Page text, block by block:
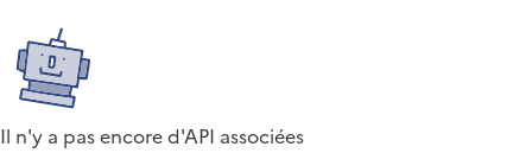
Il n'y a pas encore d'API associées